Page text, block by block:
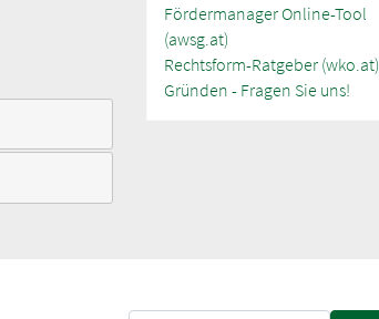
Fördermanager Online-Tool
(awsg.at)
Rechtsform-Ratgeber (wko.at)
Gründen - Fragen Sie uns!